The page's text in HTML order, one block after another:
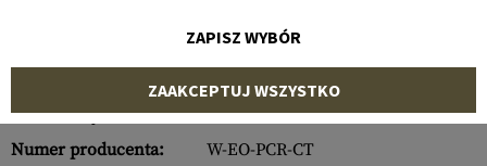
Numer artykułu:
10522130100
Numer producenta:
W-EO-PCR-CT
ZAPISZ WYBÓR
ZAAKCEPTUJ WSZYSTKO